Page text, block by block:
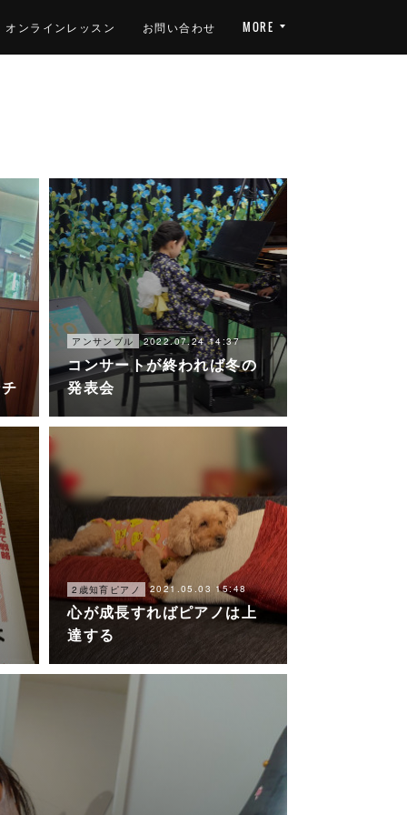
オンラインレッスン お問い合わせ MORE
アンサンブル 2022.07.24 14:37
コンサートが終われば冬の
発表会
2歳知育ピアノ 2021.05.03 15:48
心が成長すればピアノは上
達する